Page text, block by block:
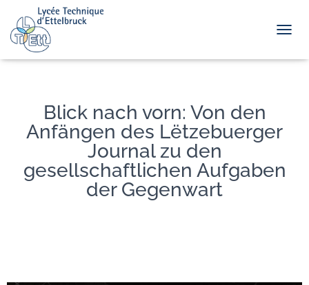
Blick nach vorn: Von den
Anfängen des Lëtzebuerger
Journal zu den
gesellschaftlichen Aufgaben
der Gegenwart